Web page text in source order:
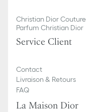
Christian Dior Couture
Parfum Christian Dior
Service Client
Contact
Livraison & Retours
FAQ
La Maison Dior